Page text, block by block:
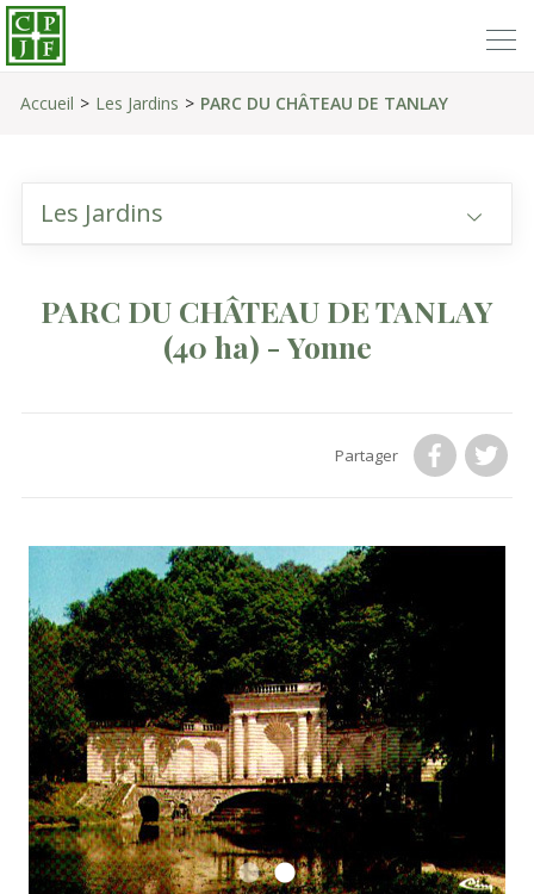
Accueil Les Jardins PARC DU CHÂTEAU DE TANLAY
Les Jardins
PARC DU CHÂTEAU DE TANLAY
(40 ha) - Yonne
Partager